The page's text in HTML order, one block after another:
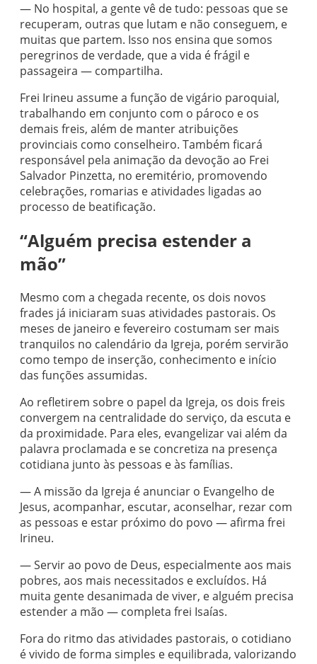
— No hospital, a gente vê de tudo: pessoas que se
recuperam, outras que lutam e não conseguem, e
muitas que partem. Isso nos ensina que somos
peregrinos de verdade, que a vida é frágil e
passageira — compartilha.
Frei Irineu assume a função de vigário paroquial,
trabalhando em conjunto com o pároco e os
demais freis, além de manter atribuições
provinciais como conselheiro. Também ficará
responsável pela animação da devoção ao Frei
Salvador Pinzetta, no eremitério, promovendo
celebrações, romarias e atividades ligadas ao
processo de beatificação.
“Alguém precisa estender a
mão”
Mesmo com a chegada recente, os dois novos
frades já iniciaram suas atividades pastorais. Os
meses de janeiro e fevereiro costumam ser mais
tranquilos no calendário da Igreja, porém servirão
como tempo de inserção, conhecimento e início
das funções assumidas.
Ao refletirem sobre o papel da Igreja, os dois freis
convergem na centralidade do serviço, da escuta e
da proximidade. Para eles, evangelizar vai além da
palavra proclamada e se concretiza na presença
cotidiana junto às pessoas e às famílias.
— A missão da Igreja é anunciar o Evangelho de
Jesus, acompanhar, escutar, aconselhar, rezar com
as pessoas e estar próximo do povo — afirma frei
Irineu.
— Servir ao povo de Deus, especialmente aos mais
pobres, aos mais necessitados e excluídos. Há
muita gente desanimada de viver, e alguém precisa
estender a mão — completa frei Isaías.
Fora do ritmo das atividades pastorais, o cotidiano
é vivido de forma simples e equilibrada, valorizando